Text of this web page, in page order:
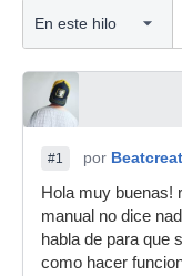
#1 por
Hola muy buenas!
manual no dice
habla de para que
como hacer